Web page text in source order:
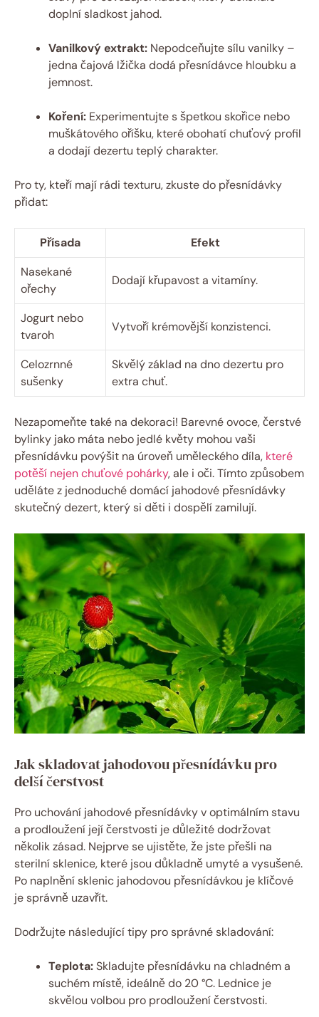
doplní sladkost jahod.
Vanilkový extrakt: Nepodceňujte sílu vanilky –
jedna čajová lžička dodá přesnídávce hloubku a
jemnost.
Koření: Experimentujte s špetkou skořice nebo
muškátového oříšku, které obohatí chuťový profil
a dodají dezertu teplý charakter.
Pro ty, kteří mají rádi texturu, zkuste do přesnídávky
přidat:
Přísada
Efekt
Nasekané
ořechy
Dodají křupavost a vitamíny.
Jogurt nebo
tvaroh
Vytvoří krémovější konzistenci.
Celozrnné
sušenky
Skvělý základ na dno dezertu pro
extra chuť.
Nezapomeňte také na dekoraci! Barevné ovoce, čerstvé
bylinky jako máta nebo jedlé květy mohou vaši
přesnídávku povýšit na úroveň uměleckého díla, které
potěší nejen chuťové pohárky, ale i oči. Tímto způsobem
uděláte z jednoduché domácí jahodové přesnídávky
skutečný dezert, který si děti i dospělí zamilují.
Jak skladovat jahodovou přesnídávku pro
delší čerstvost
Pro uchování jahodové přesnídávky v optimálním stavu
a prodloužení její čerstvosti je důležité dodržovat
několik zásad. Nejprve se ujistěte, že jste přešli na
sterilní sklenice, které jsou důkladně umyté a vysušené.
Po naplnění sklenic jahodovou přesnídávkou je klíčové
je správně uzavřít.
Dodržujte následující tipy pro správné skladování:
Teplota:Skladujte přesnídávku na chladném a
suchém místě, ideálně do 20 °C. Lednice je
skvělou volbou pro prodloužení čerstvosti.